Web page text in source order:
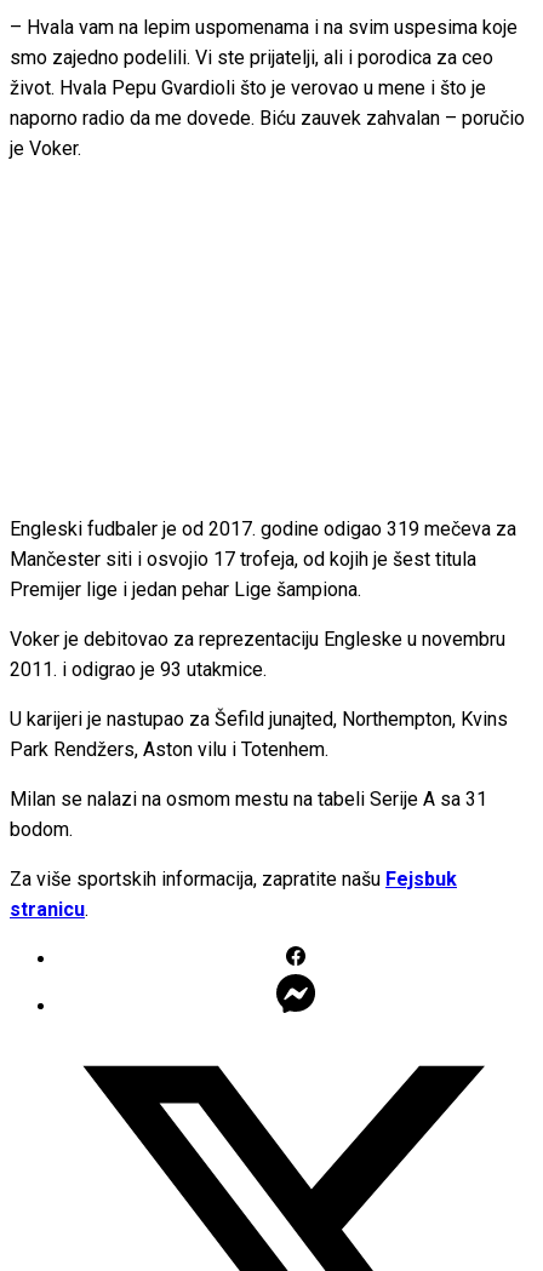
– Hvala vam na lepim uspomenama i na svim uspesima koje
smo zajedno podelili. Vi ste prijatelji, ali i porodica za ceo
život. Hvala Pepu Gvardioli što je verovao u mene i što je
naporno radio da me dovede. Biću zauvek zahvalan – poručio
je Voker.
Engleski fudbaler je od 2017. godine odigao 319 mečeva za
Mančester siti i osvojio 17 trofeja, od kojih je šest titula
Premijer lige i jedan pehar Lige šampiona.
Voker je debitovao za reprezentaciju Engleske u novembru
2011. i odigrao je 93 utakmice.
U karijeri je nastupao za Šefild junajted, Northempton, Kvins
Park Rendžers, Aston vilu i Totenhem.
Milan se nalazi na osmom mestu na tabeli Serije A sa 31
bodom.
Za više sportskih informacija, zapratite našu Fejsbuk
stranicu.